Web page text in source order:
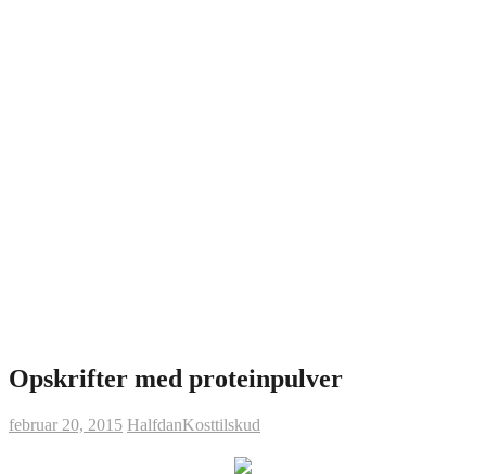
Opskrifter med proteinpulver
februar 20, 2015 HalfdanKosttilskud